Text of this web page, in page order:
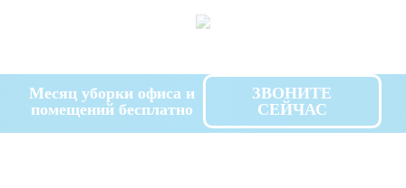
Месяц уборки офиса и
помещений бесплатно
ЗВОНИТЕ
СЕЙЧАС